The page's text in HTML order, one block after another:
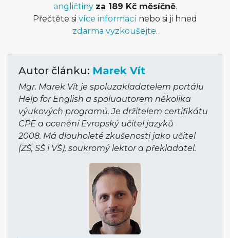
angličtiny za 189 Kč měsíčně.
Přečtěte si více informací nebo si ji hned
zdarma vyzkoušejte.
Autor článku: Marek Vít
Mgr. Marek Vít je spoluzakladatelem portálu
Help for English a spoluautorem několika
výukových programů. Je držitelem certifikátu
CPE a ocenění Evropský učitel jazyků
2008. Má dlouholeté zkušenosti jako učitel
(ZŠ, SŠ i VŠ), soukromý lektor a překladatel.